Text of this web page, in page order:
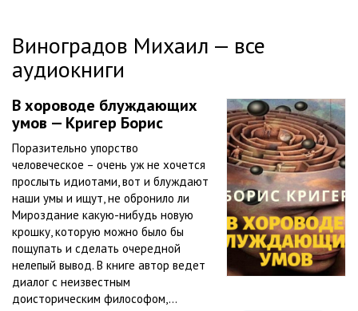
Виноградов Михаил — все
аудиокниги
В хороводе блуждающих
умов — Кригер Борис
Поразительно упорство
человеческое – очень уж не хочется
прослыть идиотами, вот и блуждают
наши умы и ищут, не обронило ли
Мироздание какую-нибудь новую
крошку, которую можно было бы
пощупать и сделать очередной
нелепый вывод. В книге автор ведет
диалог с неизвестным
доисторическим философом,...